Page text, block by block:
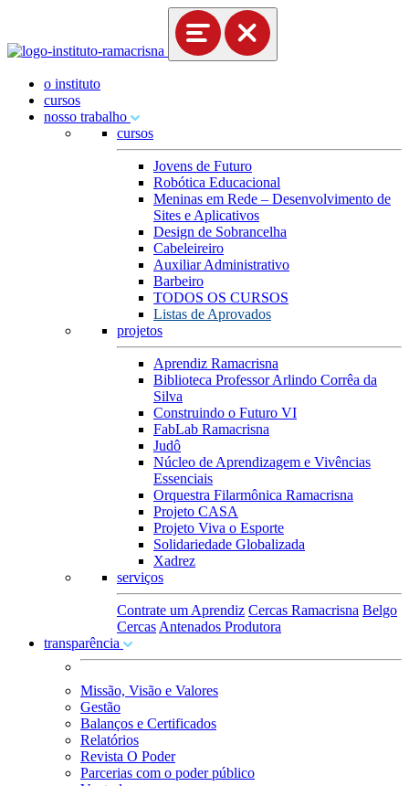
o instituto
cursos
nosso trabalho
cursos
Jovens de Futuro
Robótica Educacional
Meninas em Rede – Desenvolvimento de
Sites e Aplicativos
Design de Sobrancelha
Cabeleireiro
Auxiliar Administrativo
Barbeiro
TODOS OS CURSOS
Listas de Aprovados
projetos
Aprendiz Ramacrisna
Biblioteca Professor Arlindo Corrêa da
Silva
Construindo o Futuro VI
FabLab Ramacrisna
Judô
Núcleo de Aprendizagem e Vivências
Essenciais
Orquestra Filarmônica Ramacrisna
Projeto CASA
Projeto Viva o Esporte
Solidariedade Globalizada
Xadrez
serviços
Contrate um Aprendiz Cercas Ramacrisna Belgo
Cercas Antenados Produtora
transparência
Missão, Visão e Valores
Gestão
Balanços e Certificados
Relatórios
Revista O Poder
Parcerias com o poder público